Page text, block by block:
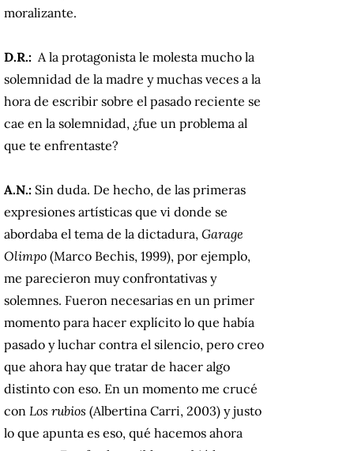
moralizante.
D.R.: A la protagonista le molesta mucho la
solemnidad de la madre y muchas veces a la
hora de escribir sobre el pasado reciente se
cae en la solemnidad, ¿fue un problema al
que te enfrentaste?
A.N.: Sin duda. De hecho, de las primeras
expresiones artísticas que vi donde se
abordaba el tema de la dictadura, Garage
Olimpo (Marco Bechis, 1999), por ejemplo,
me parecieron muy confrontativas y
solemnes. Fueron necesarias en un primer
momento para hacer explícito lo que había
pasado y luchar contra el silencio, pero creo
que ahora hay que tratar de hacer algo
distinto con eso. En un momento me crucé
con Los rubios (Albertina Carri, 2003) y justo
lo que apunta es eso, qué hacemos ahora